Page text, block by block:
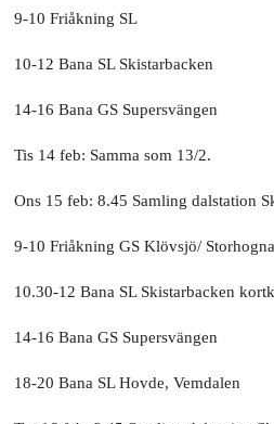
9-10 Friåkning SL
10-12 Bana SL Skistarbacken
14-16 Bana GS Supersvängen
Tis 14 feb: Samma som 13/2.
Ons 15 feb: 8.45 Samling dalstation
9-10 Friåkning GS Klövsjö/ Storhogna
10.30-12 Bana SL Skistarbacken
14-16 Bana GS Supersvängen
18-20 Bana SL Hovde, Vemdalen